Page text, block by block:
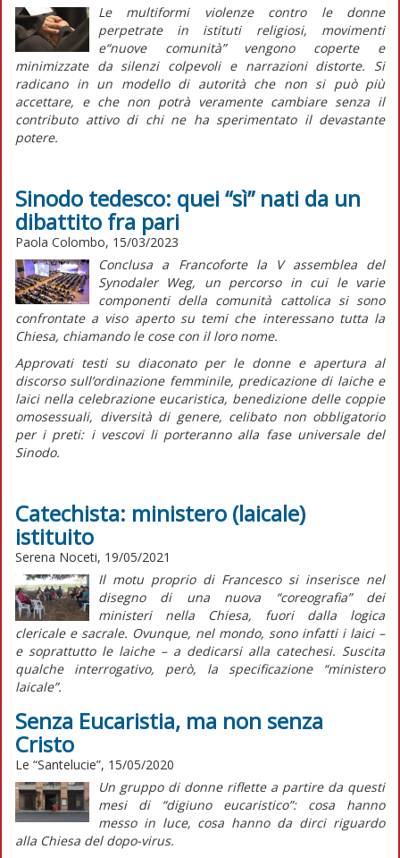
Le multiformi violenze contro le donne
perpetrate in istituti religiosi, movimenti
e“nuove comunità” vengono coperte e
minimizzate da silenzi colpevoli e narrazioni distorte. Si
radicano in un modello di autorità che non si può più
accettare, e che non potrà veramente cambiare senza il
contributo attivo di chi ne ha sperimentato il devastante
potere.
Sinodo tedesco: quei “sì” nati da un
dibattito fra pari
Paola Colombo, 15/03/2023
Conclusa a Francoforte la V assemblea del
Synodaler Weg, un percorso in cui le varie
componenti della comunità cattolica si sono
confrontate a viso aperto su temi che interessano tutta la
Chiesa, chiamando le cose con il loro nome.
Approvati testi su diaconato per le donne e apertura al
discorso sull’ordinazione femminile, predicazione di laiche e
laici nella celebrazione eucaristica, benedizione delle coppie
omosessuali, diversità di genere, celibato non obbligatorio
per i preti: i vescovi li porteranno alla fase universale del
Sinodo.
Catechista: ministero (laicale)
istituito
Serena Noceti, 19/05/2021
Il motu proprio di Francesco si inserisce nel
disegno di una nuova “coreografia” dei
ministeri nella Chiesa, fuori dalla logica
clericale e sacrale. Ovunque, nel mondo, sono infatti i laici –
e soprattutto le laiche – a dedicarsi alla catechesi. Suscita
qualche interrogativo, però, la specificazione “ministero
laicale”.
Senza Eucaristia, ma non senza
Cristo
Le “Santelucie”, 15/05/2020
Un gruppo di donne riflette a partire da questi
mesi di “digiuno eucaristico”: cosa hanno
messo in luce, cosa hanno da dirci riguardo
alla Chiesa del dopo-virus.